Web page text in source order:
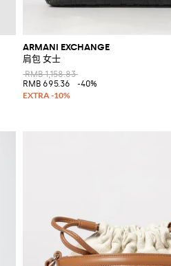
ARMANI EXCHANGE
肩包 女士
RMB 1,158.83
RMB 695.36
-40%